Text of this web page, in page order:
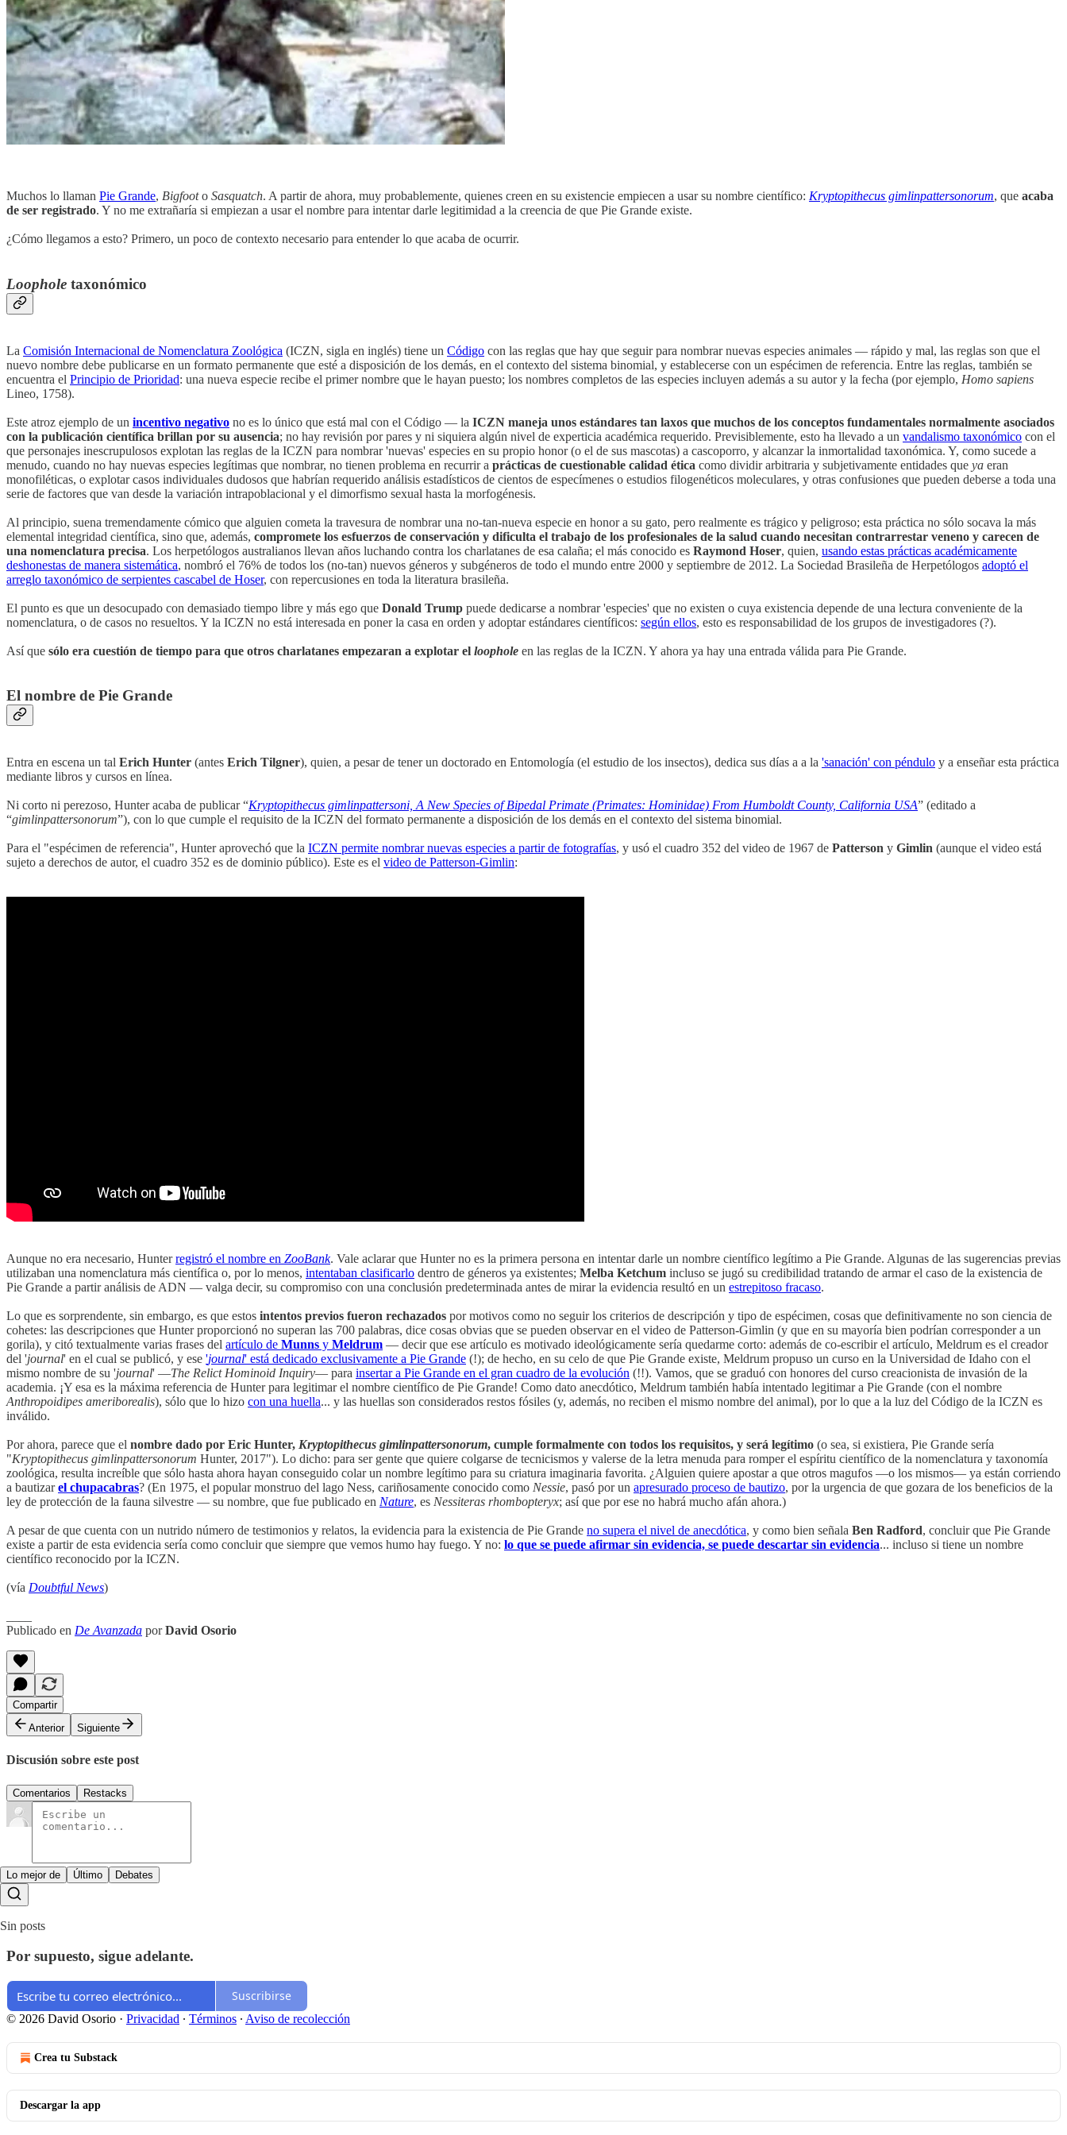
Muchos lo llaman Pie Grande, Bigfooto Sasquatch. A partir de ahora, muy probablemente, quienes creen en su existencie empiecen a usar su nombre científico: Kryptopithecus gimlinpattersonorum, que acaba
de ser registrado. Y no me extrañaría si empiezan a usar el nombre para intentar darle legitimidad a la creencia de que Pie Grande existe.
¿Cómo llegamos a esto? Primero, un poco de contexto necesario para entender lo que acaba de ocurrir.
Loophole taxonómico
La Comisión Internacional de Nomenclatura Zoológica (ICZN, sigla en inglés) tiene un Código con las reglas que hay que seguir para nombrar nuevas especies animales — rápido y mal, las reglas son que el
nuevo nombre debe publicarse en un formato permanente que esté a disposición de los demás, en el contexto del sistema binomial, y establecerse con un espécimen de referencia. Entre las reglas, también se
encuentra el Principio de Prioridad: una nueva especie recibe el primer nombre que le hayan puesto; los nombres completos de las especies incluyen además a su autor y la fecha (por ejemplo, Homo sapiens
Lineo, 1758).
Este atroz ejemplo de un incentivo negativo no es lo único que está mal con el Código — la ICZN maneja unos estándares tan laxos que muchos de los conceptos fundamentales normalmente asociados
con la publicación científica brillan por su ausencia; no hay revisión por pares y ni siquiera algún nivel de experticia académica requerido. Previsiblemente, esto ha llevado a un vandalismo taxonómico con el
que personajes inescrupulosos explotan las reglas de la ICZN para nombrar 'nuevas' especies en su propio honor (o el de sus mascotas) a cascoporro, y alcanzar la inmortalidad taxonómica. Y, como sucede a
menudo, cuando no hay nuevas especies legítimas que nombrar, no tienen problema en recurrir a prácticas de cuestionable calidad ética como dividir arbitraria y subjetivamente entidades que ya eran
monofiléticas, o explotar casos individuales dudosos que habrían requerido análisis estadísticos de cientos de especímenes o estudios filogenéticos moleculares, y otras confusiones que pueden deberse a toda una
serie de factores que van desde la variación intrapoblacional y el dimorfismo sexual hasta la morfogénesis.
Al principio, suena tremendamente cómico que alguien cometa la travesura de nombrar una no-tan-nueva especie en honor a su gato, pero realmente es trágico y peligroso; esta práctica no sólo socava la más
elemental integridad científica, sino que, además, compromete los esfuerzos de conservación y dificulta el trabajo de los profesionales de la salud cuando necesitan contrarrestar veneno y carecen de
una nomenclatura precisa. Los herpetólogos australianos llevan años luchando contra los charlatanes de esa calaña; el más conocido es Raymond Hoser, quien, usando estas prácticas académicamente
deshonestas de manera sistemática, nombró el 76% de todos los (no-tan) nuevos géneros y subgéneros de todo el mundo entre 2000 y septiembre de 2012. La Sociedad Brasileña de Herpetólogos adoptó el
arreglo taxonómico de serpientes cascabel de Hoser, con repercusiones en toda la literatura brasileña.
El punto es que un desocupado con demasiado tiempo libre y más ego que Donald Trump puede dedicarse a nombrar 'especies' que no existen o cuya existencia depende de una lectura conveniente de la
nomenclatura, o de casos no resueltos. Y la ICZN no está interesada en poner la casa en orden y adoptar estándares científicos: según ellos, esto es responsabilidad de los grupos de investigadores (?).
Así que sólo era cuestión de tiempo para que otros charlatanes empezaran a explotar el loophole en las reglas de la ICZN. Y ahora ya hay una entrada válida para Pie Grande.
El nombre de Pie Grande
Entra en escena un tal Erich Hunter (antes Erich Tilgner), quien, a pesar de tener un doctorado en Entomología (el estudio de los insectos), dedica sus días a a la 'sanación' con péndulo y a enseñar esta práctica
mediante libros y cursos en línea.
Ni corto ni perezoso, Hunter acaba de publicar “Kryptopithecus gimlinpattersoni, A New Species of Bipedal Primate (Primates: Hominidae) From Humboldt County, California USA” (editado a
“gimlinpattersonorum”), con lo que cumple el requisito de la ICZN del formato permanente a disposición de los demás en el contexto del sistema binomial.
Para el "espécimen de referencia", Hunter aprovechó que la ICZN permite nombrar nuevas especies a partir de fotografías, y usó el cuadro 352 del video de 1967 de Patterson y Gimlin (aunque el video está
sujeto a derechos de autor, el cuadro 352 es de dominio público). Este es el video de Patterson-Gimlin:
Aunque no era necesario, Hunterregistró el nombre en ZooBank. Vale aclarar que Hunter no es la primera persona en intentar darle un nombre científico legítimo a Pie Grande. Algunas de las sugerencias previas
utilizaban una nomenclatura más científica o, por lo menos, intentaban clasificarlo dentro de géneros ya existentes; Melba Ketchum incluso se jugó su credibilidad tratando de armar el caso de la existencia de
Pie Grande a partir análisis de ADN — valga decir, su compromiso con una conclusión predeterminada antes de mirar la evidencia resultó en un estrepitoso fracaso.
Lo que es sorprendente, sin embargo, es que estos intentos previos fueron rechazados por motivos como no seguir los criterios de descripción y tipo de espécimen, cosas que definitivamente no son ciencia de
cohetes: las descripciones que Hunter proporcionó no superan las 700 palabras, dice cosas obvias que se pueden observar en el video de Patterson-Gimlin (y que en su mayoría bien podrían corresponder a un
gorila), y citó textualmente varias frases del artículo de Munns y Meldrum — decir que ese artículo es motivado ideológicamente sería quedarme corto: además de co-escribir el artículo, Meldrum es el creador
del 'journal' en el cual se publicó, y ese 'journal' está dedicado exclusivamente a Pie Grande (!); de hecho, en su celo de que Pie Grande existe, Meldrum propuso un curso en la Universidad de Idaho con el
mismo nombre de su 'journal' —The Relict Hominoid Inquiry— para insertar a Pie Grande en el gran cuadro de la evolución (!!). Vamos, que se graduó con honores del curso creacionista de invasión de la
academia. ¡Y esa es la máxima referencia de Hunter para legitimar el nombre científico de Pie Grande! Como dato anecdótico, Meldrum también había intentado legitimar a Pie Grande (con el nombre
Anthropoidipes ameriborealis), sólo que lo hizo con una huella... y las huellas son considerados restos fósiles (y, además, no reciben el mismo nombre del animal), por lo que a la luz del Código de la ICZN es
inválido.
Por ahora, parece que el nombre dado por Eric Hunter, Kryptopithecus gimlinpattersonorum, cumple formalmente con todos los requisitos, y será legítimo (o sea, si existiera, Pie Grande sería
"Kryptopithecus gimlinpattersonorum Hunter, 2017"). Lo dicho: para ser gente que quiere colgarse de tecnicismos y valerse de la letra menuda para romper el espíritu científico de la nomenclatura y taxonomía
zoológica, resulta increíble que sólo hasta ahora hayan conseguido colar un nombre legítimo para su criatura imaginaria favorita. ¿Alguien quiere apostar a que otros magufos —o los mismos— ya están corriendo
a bautizarel chupacabras? (En 1975, el popular monstruo del lago Ness, cariñosamente conocido como Nessie, pasó por un apresurado proceso de bautizo, por la urgencia de que gozara de los beneficios de la
ley de protección de la fauna silvestre — su nombre, que fue publicado en Nature, es Nessiteras rhombopteryx; así que por ese no habrá mucho afán ahora.)
A pesar de que cuenta con un nutrido número de testimonios y relatos, la evidencia para la existencia de Pie Grande no supera el nivel de anecdótica, y como bien señala Ben Radford, concluir que Pie Grande
existe a partir de esta evidencia sería como concluir que siempre que vemos humo hay fuego. Y no: lo que se puede afirmar sin evidencia, se puede descartar sin evidencia... incluso si tiene un nombre
científico reconocido por la ICZN.
(vía Doubtful News)
Publicado en De Avanzada porDavid Osorio
Compartir
Anterior
Siguiente
Discusión sobre este post
Comentarios Restacks
Lo mejor de Último Debates
Sin posts
Por supuesto, sigue adelante.
Suscribirse
© 2026 David Osorio · Privacidad ∙ Términos ∙ Aviso de recolección
Crea tu Substack
Descargar la app